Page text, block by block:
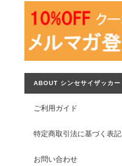
ABOUT シンセサイザッカー
ご利用ガイド
特定商取引法に基づく表記
お問い合わせ